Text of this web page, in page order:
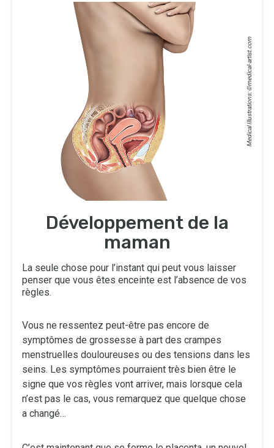
Medical Illustrations: ©
medical-artist.com
Développement de la
maman
La seule chose pour l’instant qui peut vous laisser
penser que vous êtes enceinte est l’absence de vos
règles.
Vous ne ressentez peut-être pas encore de
symptômes de grossesse à part des crampes
menstruelles douloureuses ou des tensions dans les
seins. Les symptômes pourraient très bien être le
signe que vos règles vont arriver, mais lorsque cela
n’est pas le cas, vous remarquez que quelque chose
a changé…